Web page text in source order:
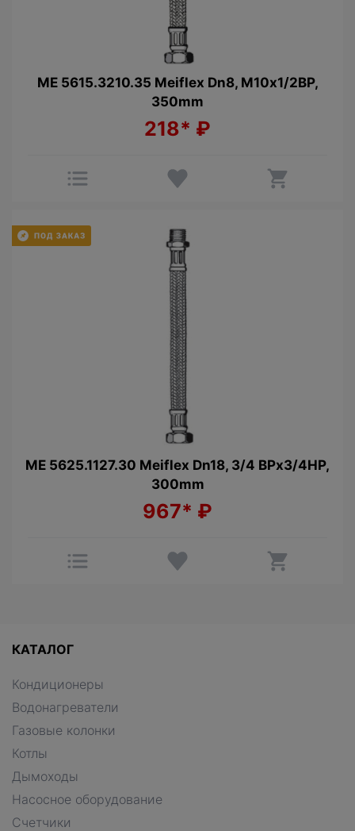
МЕ 5615.3210.35 Meiflex Dn8, М10x1/2ВP,
350mm
218* ₽
МЕ 5625.1127.30 Meiflex Dn18, 3/4 BPx3/4HP,
300mm
967* ₽
КАТАЛОГ
Кондиционеры
Водонагреватели
Газовые колонки
Котлы
Дымоходы
Насосное оборудование
Счетчики